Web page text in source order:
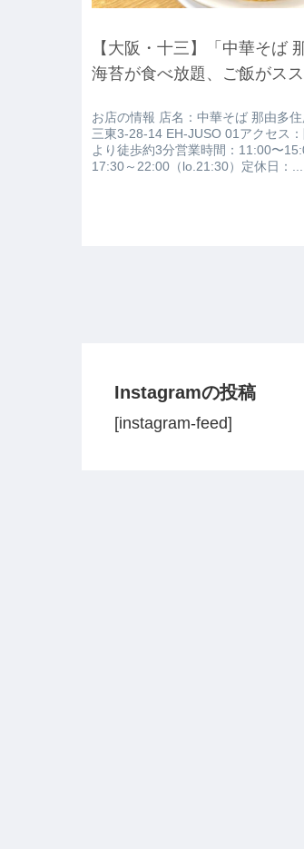
【大阪・十三】「中華そば
海苔が食べ放題、ご飯がス
お店の情報 店名：中華そば 那由多
三東3-28-14 EH-JUSO 01アクセス：
より徒歩約3分営業時間：11:00〜
17:30～22:00（lo.21:30）定休日：...
Instagramの投稿
[instagram-feed]